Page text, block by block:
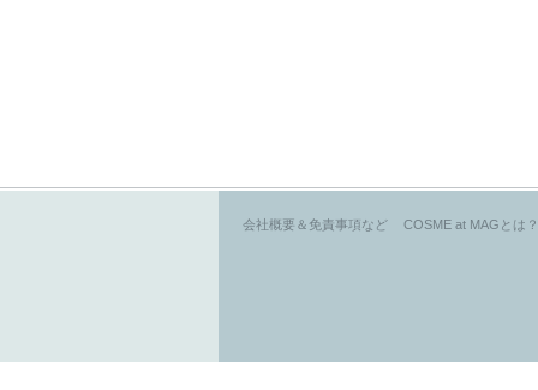
会社概要＆免責事項など COSME at MAGとは？